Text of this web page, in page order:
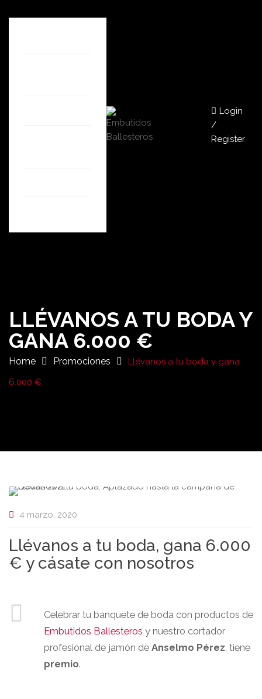
Login
/
Register
LLÉVANOS A TU BODA Y
GANA 6.000 €
Home Promociones
Llévanos a tu boda y gana
6.000 €
4 marzo, 2020
Llévanos a tu boda, gana 6.000
€ y cásate con nosotros
Celebrar tu banquete de boda con productos de
Embutidos Ballesteros y nuestro cortador
profesional de jamón de Anselmo Pérez , tiene
premio.